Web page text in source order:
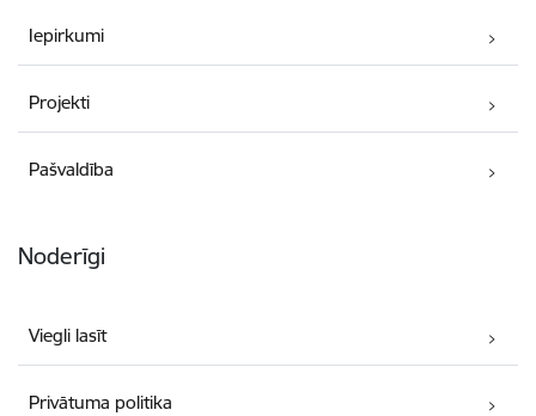
Iepirkumi
Projekti
Pašvaldība
Noderīgi
Viegli lasīt
Privātuma politika